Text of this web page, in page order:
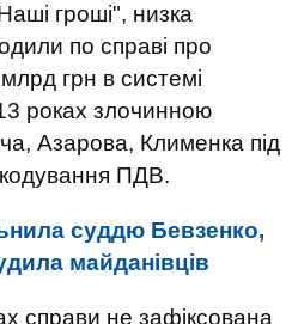
гроші", низка
по справі про
грн в системі
роках злочинною
Азарова, Клименка під
ПДВ.
суддю Бевзенко,
майданівців
справи не зафіксована